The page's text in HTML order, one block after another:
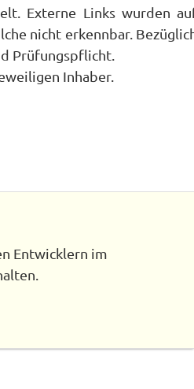
Externe Links wurden
nicht erkennbar.
Prüfungspflicht.
Inhaber.
Entwicklern im